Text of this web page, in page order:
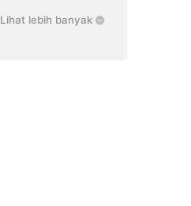
Lihat lebih banyak